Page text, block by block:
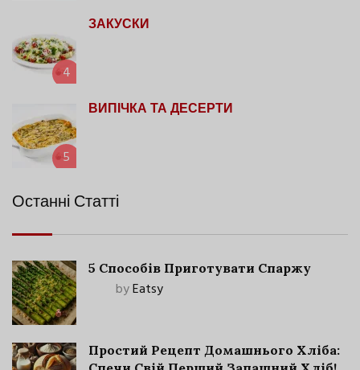
4
ЗАКУСКИ
5
ВИПІЧКА ТА ДЕСЕРТИ
Останні Статті
5 Способів Приготувати Спаржу
byEatsy
Простий Рецепт Домашнього Хліба: